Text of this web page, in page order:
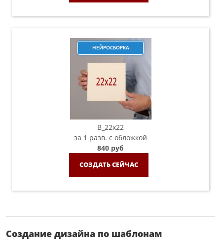
НЕЙРОСБОРКА
B_22х22
за 1 разв. с обложкой
840 руб
СОЗДАТЬ СЕЙЧАС
Создание дизайна по шаблонам